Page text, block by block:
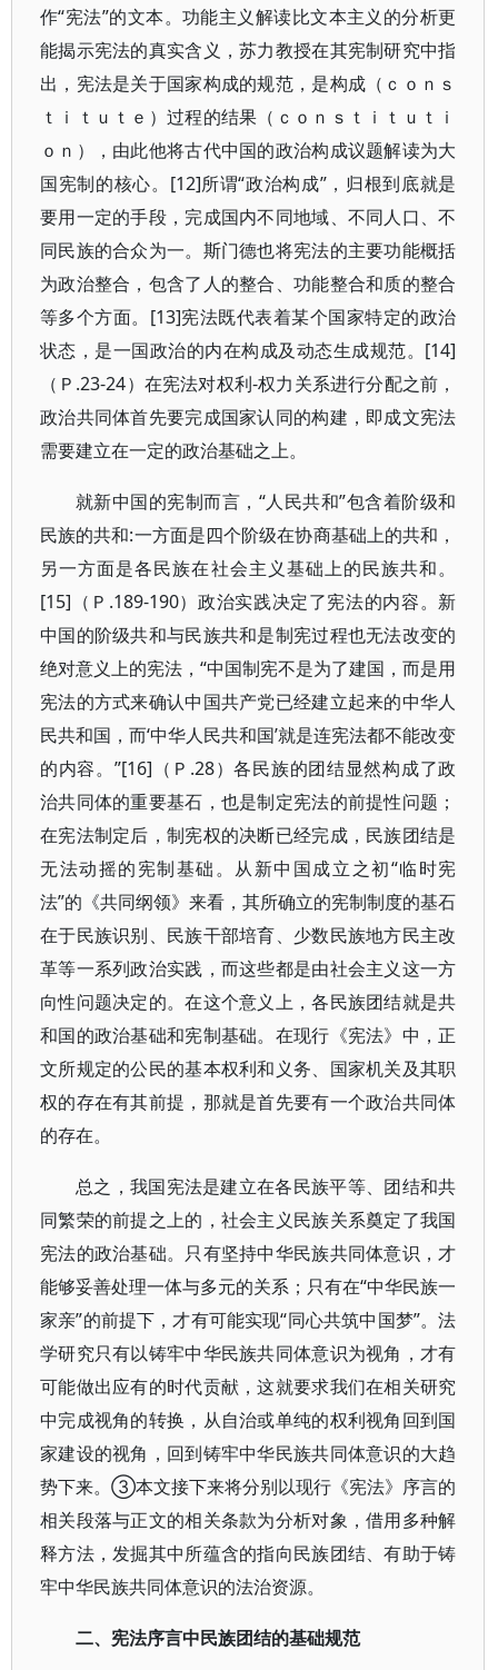
作“宪法”的文本。功能主义解读比文本主义的分析更
能揭示宪法的真实含义，苏力教授在其宪制研究中指
出，宪法是关于国家构成的规范，是构成（ｃｏｎｓ
ｔｉｔｕｔｅ）过程的结果（ｃｏｎｓｔｉｔｕｔｉ
ｏｎ），由此他将古代中国的政治构成议题解读为大
国宪制的核心。[12]所谓“政治构成”，归根到底就是
要用一定的手段，完成国内不同地域、不同人口、不
同民族的合众为一。斯门德也将宪法的主要功能概括
为政治整合，包含了人的整合、功能整合和质的整合
等多个方面。[13]宪法既代表着某个国家特定的政治
状态，是一国政治的内在构成及动态生成规范。[14]
（Ｐ.23-24）在宪法对权利-权力关系进行分配之前，
政治共同体首先要完成国家认同的构建，即成文宪法
需要建立在一定的政治基础之上。
就新中国的宪制而言，“人民共和”包含着阶级和
民族的共和:一方面是四个阶级在协商基础上的共和，
另一方面是各民族在社会主义基础上的民族共和。
[15]（Ｐ.189-190）政治实践决定了宪法的内容。新
中国的阶级共和与民族共和是制宪过程也无法改变的
绝对意义上的宪法，“中国制宪不是为了建国，而是用
宪法的方式来确认中国共产党已经建立起来的中华人
民共和国，而‘中华人民共和国’就是连宪法都不能改变
的内容。”[16]（Ｐ.28）各民族的团结显然构成了政
治共同体的重要基石，也是制定宪法的前提性问题；
在宪法制定后，制宪权的决断已经完成，民族团结是
无法动摇的宪制基础。从新中国成立之初“临时宪
法”的《共同纲领》来看，其所确立的宪制制度的基石
在于民族识别、民族干部培育、少数民族地方民主改
革等一系列政治实践，而这些都是由社会主义这一方
向性问题决定的。在这个意义上，各民族团结就是共
和国的政治基础和宪制基础。在现行《宪法》中，正
文所规定的公民的基本权利和义务、国家机关及其职
权的存在有其前提，那就是首先要有一个政治共同体
的存在。
总之，我国宪法是建立在各民族平等、团结和共
同繁荣的前提之上的，社会主义民族关系奠定了我国
宪法的政治基础。只有坚持中华民族共同体意识，才
能够妥善处理一体与多元的关系；只有在“中华民族一
家亲”的前提下，才有可能实现“同心共筑中国梦”。法
学研究只有以铸牢中华民族共同体意识为视角，才有
可能做出应有的时代贡献，这就要求我们在相关研究
中完成视角的转换，从自治或单纯的权利视角回到国
家建设的视角，回到铸牢中华民族共同体意识的大趋
势下来。③本文接下来将分别以现行《宪法》序言的
相关段落与正文的相关条款为分析对象，借用多种解
释方法，发掘其中所蕴含的指向民族团结、有助于铸
牢中华民族共同体意识的法治资源。
二、宪法序言中民族团结的基础规范